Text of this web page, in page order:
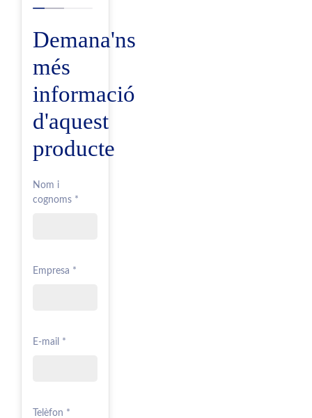
Demana'ns
més
informació
d'aquest
producte
Nom i
cognoms *
Empresa *
E-mail *
Telèfon *